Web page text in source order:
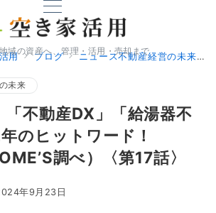
域の資産へ、管理・活用・売却まで
用 ブログ ニュース不動産経営の未来
未来
「不動産DX」「給湯器不
のヒットワード！
調べ）〈第17話〉
年9月23日